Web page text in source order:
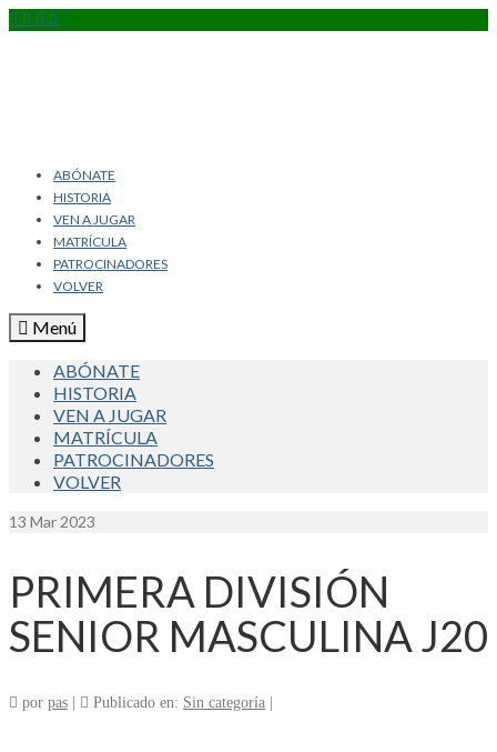
ABÓNATE
HISTORIA
VEN A JUGAR
MATRÍCULA
PATROCINADORES
VOLVER
Menú
ABÓNATE
HISTORIA
VEN A JUGAR
MATRÍCULA
PATROCINADORES
VOLVER
13 Mar 2023
PRIMERA DIVISIÓN
SENIOR MASCULINA J20
por pas Publicado en: Sin categoría